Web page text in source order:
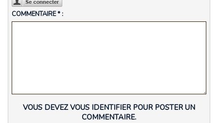
COMMENTAIRE * :
VOUS DEVEZ VOUS IDENTIFIER POUR POSTER UN
COMMENTAIRE.